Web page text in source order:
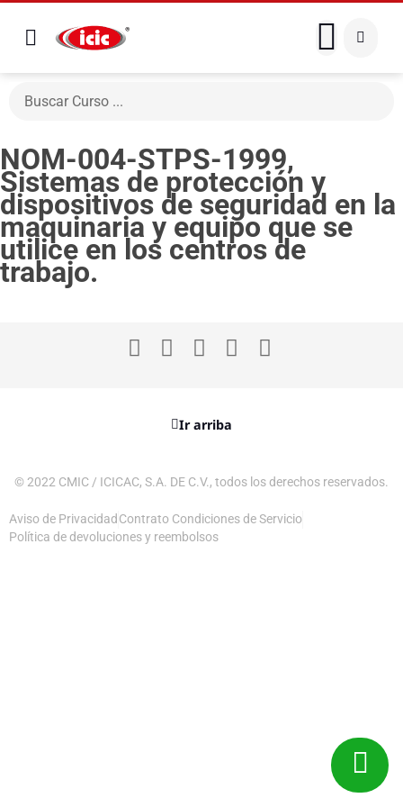
NOM-004-STPS-1999,
Sistemas de protección y
dispositivos de seguridad en la
maquinaria y equipo que se
utilice en los centros de
trabajo.
Ir arriba
© 2022 CMIC / ICICAC, S.A. DE C.V., todos los derechos reservados.
Aviso de Privacidad Contrato Condiciones de Servicio
Política de devoluciones y reembolsos